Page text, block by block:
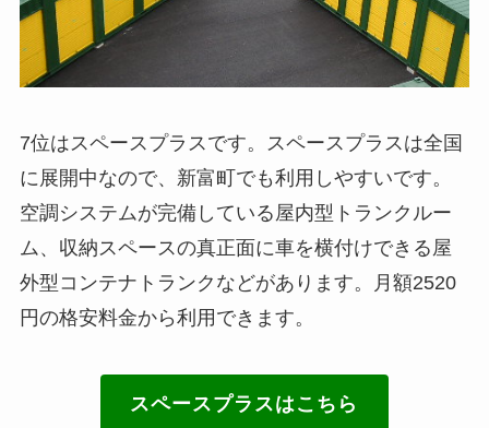
7位はスペースプラスです。スペースプラスは全国
に展開中なので、新富町でも利用しやすいです。
空調システムが完備している屋内型トランクルー
ム、収納スペースの真正面に車を横付けできる屋
外型コンテナトランクなどがあります。月額2520
円の格安料金から利用できます。
スペースプラスはこちら